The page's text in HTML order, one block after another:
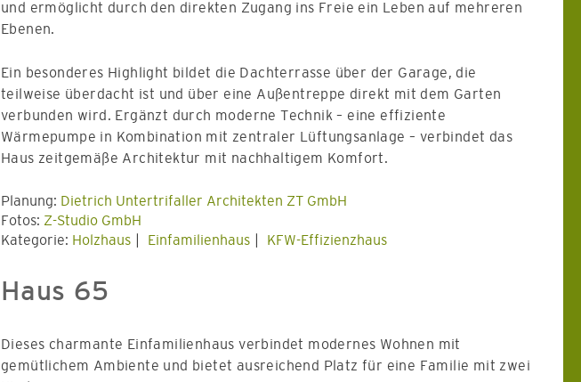
und ermöglicht durch den direkten Zugang ins Freie ein Leben auf mehreren
Ebenen.
Ein besonderes Highlight bildet die Dachterrasse über der Garage, die
teilweise überdacht ist und über eine Außentreppe direkt mit dem Garten
verbunden wird. Ergänzt durch moderne Technik – eine effiziente
Wärmepumpe in Kombination mit zentraler Lüftungsanlage – verbindet das
Haus zeitgemäße Architektur mit nachhaltigem Komfort.
Planung: Dietrich Untertrifaller Architekten ZT GmbH
Fotos: Z-Studio GmbH
Kategorie: Holzhaus Einfamilienhaus KFW-Effizienzhaus
Haus 65
Dieses charmante Einfamilienhaus verbindet modernes Wohnen mit
gemütlichem Ambiente und bietet ausreichend Platz für eine Familie mit zwei